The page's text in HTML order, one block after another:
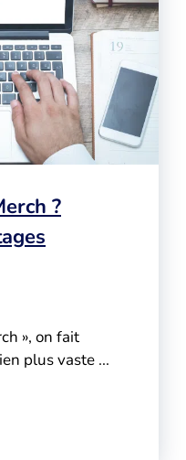
?
», on fait
plus vaste ...